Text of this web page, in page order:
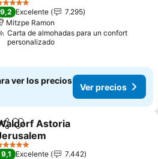
Estrellas
9,2 Excelente
7.295
Mitzpe Ramon
Carta de almohadas para un confort
personalizado
ver los precios
Ver precios
Añadir a favoritos
Astoria
Estrellas
9,1 Excelente
7.442